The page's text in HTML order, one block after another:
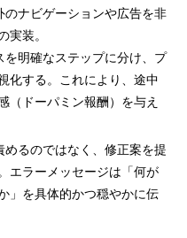
のナビゲーションや広告を非
実装。
を明確なステップに分け、プ
化する。これにより、途中
（ドーパミン報酬）を与え
めるのではなく、修正案を提
エラーメッセージは「何が
」を具体的かつ穏やかに伝